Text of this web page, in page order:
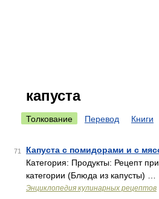
капуста
Толкование Перевод Книги
71 Капуста с помидорами и с
Категория: Продукты: Рецепт
категории (Блюда из капусты) …
Энциклопедия кулинарных рецептов